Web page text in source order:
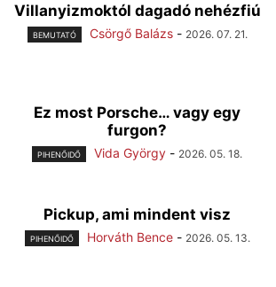
Villanyizmoktól dagadó nehézfiú
BEMUTATÓ Csörgő Balázs - 2026. 07. 21.
Ez most Porsche… vagy egy
furgon?
PIHENŐIDŐ Vida György - 2026. 05. 18.
Pickup, ami mindent visz
PIHENŐIDŐ Horváth Bence - 2026. 05. 13.